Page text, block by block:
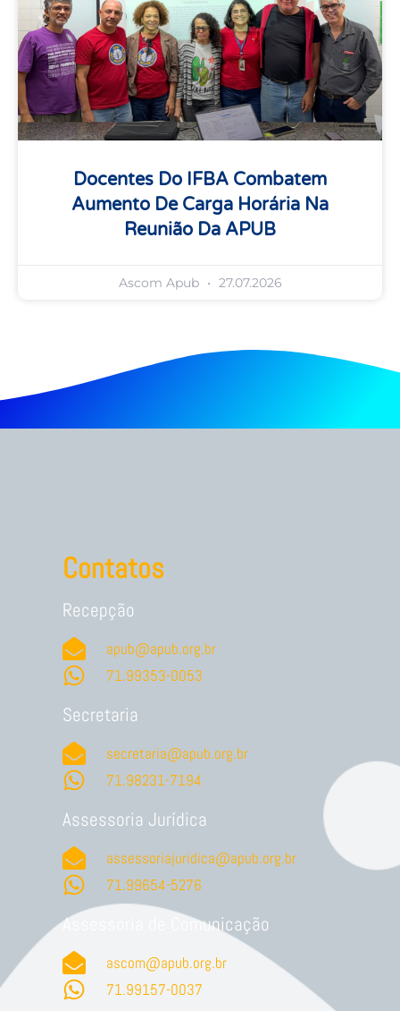
Docentes Do IFBA Combatem
Aumento De Carga Horária Na
Reunião Da APUB
Ascom Apub 27.07.2026
Contatos
Recepção
apub@apub.org.br
71.99353-0053
Secretaria
secretaria@apub.org.br
71.98231-7194
Assessoria Jurídica
assessoriajuridica@apub.org.br
71.99654-5276
Assessoria de Comunicação
ascom@apub.org.br
71.99157-0037